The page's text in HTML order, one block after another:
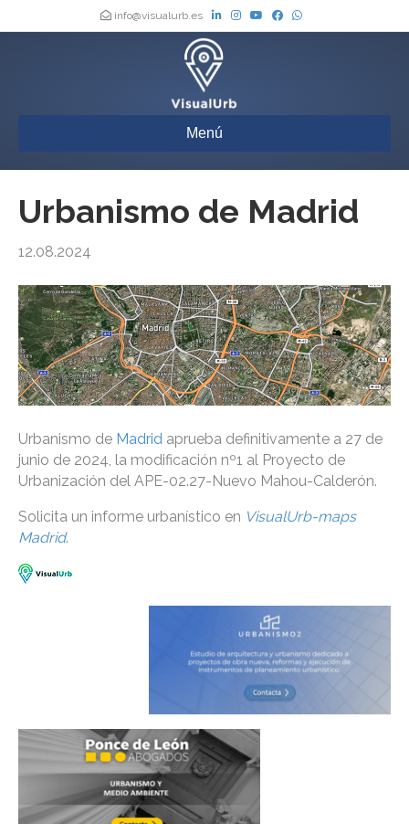
info@visualurb.es
Menú
Urbanismo de Madrid
12.08.2024
Urbanismo de Madrid aprueba definitivamente a 27 de
junio de 2024, la modificación nº1 al Proyecto de
Urbanización del APE-02.27-Nuevo Mahou-Calderón.
Solicita un informe urbanístico en VisualUrb-maps
Madrid.